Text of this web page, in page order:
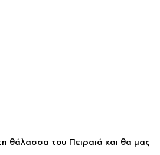
θάλασσα του Πειραιά και θα μας